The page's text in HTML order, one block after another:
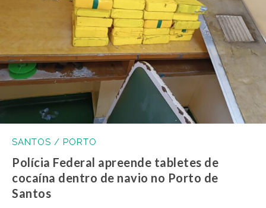
SANTOS / PORTO
Polícia Federal apreende tabletes de
cocaína dentro de navio no Porto de
Santos